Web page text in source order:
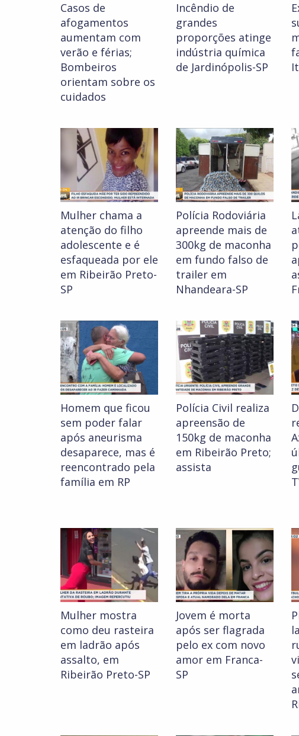
Casos de
afogamentos
aumentam com
verão e férias;
Bombeiros
orientam sobre os
cuidados
Incêndio de
grandes
proporções atinge
indústria química
de Jardinópolis-SP
Mulher chama a
atenção do filho
adolescente e é
esfaqueada por ele
em Ribeirão Preto-
SP
Polícia Rodoviária
apreende mais de
300kg de maconha
em fundo falso de
trailer em
Nhandeara-SP
Homem que ficou
sem poder falar
após aneurisma
desaparece, mas é
reencontrado pela
família em RP
Polícia Civil realiza
apreensão de
150kg de maconha
em Ribeirão Preto;
assista
Mulher mostra
como deu rasteira
em ladrão após
assalto, em
Ribeirão Preto-SP
Jovem é morta
após ser flagrada
pelo ex com novo
amor em Franca-
SP